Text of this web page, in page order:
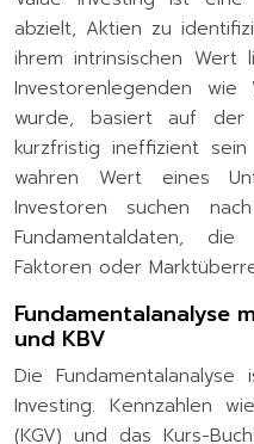
abzielt, Aktien zu
ihrem intrinsischen
Investorenlegenden
wurde, basiert auf der
kurzfristig ineffizient
wahren Wert eines
Investoren suchen
Fundamentaldaten,
Faktoren oder
Fundamentalanalyse
und KBV
Die
Investing. Kennzahlen
(KGV) und das Kurs-